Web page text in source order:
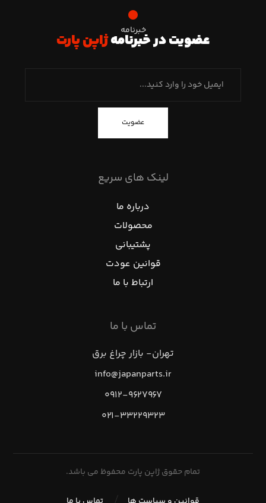
خبرنامه
عضویت در خبرنامهژاپن پارت
عضویت
لینک های سریع
درباره ما
محصولات
پشتیبانی
قوانین عودت
ارتباط با ما
تماس با ما
تهران- بازار چراغ برق
info@japanparts.ir
۰۹۱۲-۹۶۲۷۹۶۷
۰۲۱-۳۳۲۲۹۳۲۳
تمام حقوق ژاپن پارت محفوظ می باشد.